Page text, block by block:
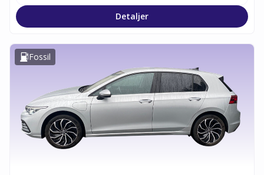
Detaljer
Fossil